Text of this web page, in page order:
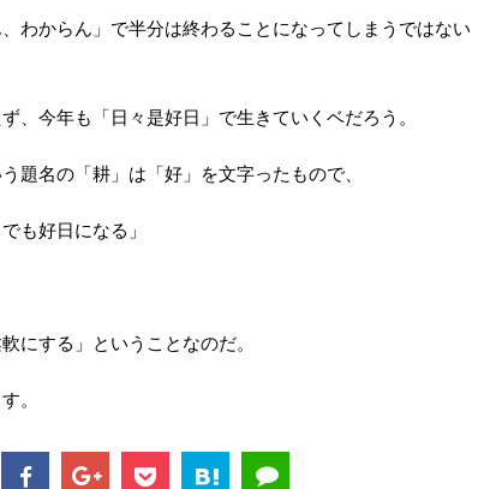
わからん」で半分は終わることになってしまうではない
、今年も「日々是好日」で生きていくベだろう。
題名の「耕」は「好」を文字ったもので、
も好日になる」
にする」ということなのだ。
。